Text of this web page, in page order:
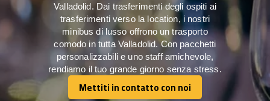
Valladolid. Dai trasferimenti degli ospiti ai
trasferimenti verso la location, i nostri
minibus di lusso offrono un trasporto
comodo in tutta Valladolid. Con pacchetti
personalizzabili e uno staff amichevole,
rendiamo il tuo grande giorno senza stress.
Mettiti in contatto con noi